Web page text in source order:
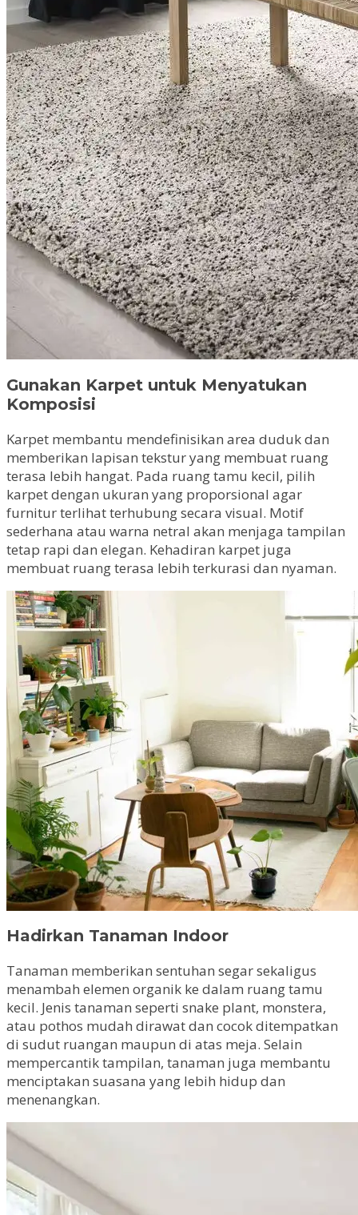
Gunakan Karpet untuk Menyatukan
Komposisi
Karpet membantu mendefinisikan area duduk dan
memberikan lapisan tekstur yang membuat ruang
terasa lebih hangat. Pada ruang tamu kecil, pilih
karpet dengan ukuran yang proporsional agar
furnitur terlihat terhubung secara visual. Motif
sederhana atau warna netral akan menjaga tampilan
tetap rapi dan elegan. Kehadiran karpet juga
membuat ruang terasa lebih terkurasi dan nyaman.
Hadirkan Tanaman Indoor
Tanaman memberikan sentuhan segar sekaligus
menambah elemen organik ke dalam ruang tamu
kecil. Jenis tanaman seperti snake plant, monstera,
atau pothos mudah dirawat dan cocok ditempatkan
di sudut ruangan maupun di atas meja. Selain
mempercantik tampilan, tanaman juga membantu
menciptakan suasana yang lebih hidup dan
menenangkan.